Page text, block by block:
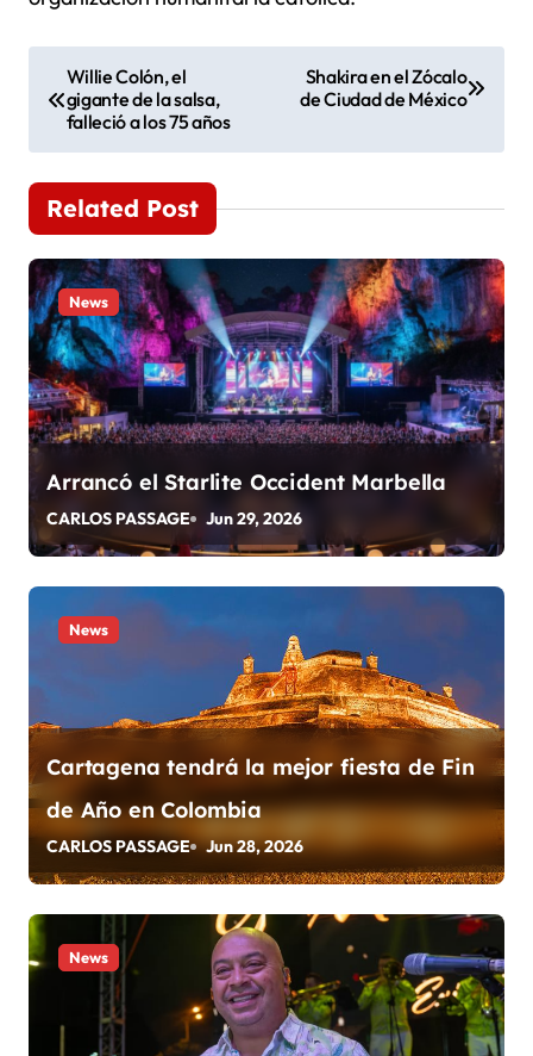
a
v
e
g
a
c
i
ó
n
d
e
n
t
r
a
d
a
Willie Colón, el
gigante de la salsa,
falleció a los 75 años
Shakira en el Zócalo
de Ciudad de México
Related Post
News
Arrancó el Starlite Occident Marbella
CARLOS PASSAGE Jun 29, 2026
News
Cartagena tendrá la mejor fiesta de Fin
de Año en Colombia
CARLOS PASSAGE Jun 28, 2026
News